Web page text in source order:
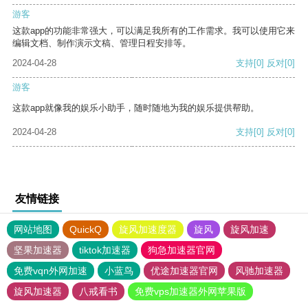
游客
这款app的功能非常强大，可以满足我所有的工作需求。我可以使用它来
编辑文档、制作演示文稿、管理日程安排等。
2024-04-28
支持[0] 反对[0]
游客
这款app就像我的娱乐小助手，随时随地为我的娱乐提供帮助。
2024-04-28 支持[0] 反对[0]
友情链接
网站地图 QuickQ 旋风加速度器 旋风
旋风加速
坚果加速器
tiktok加速器
狗急加速器官网
免费vqn外网加速
小蓝鸟 优途加速器官网
风驰加速器
旋风加速器
八戒看书
免费vps加速器外网苹果版